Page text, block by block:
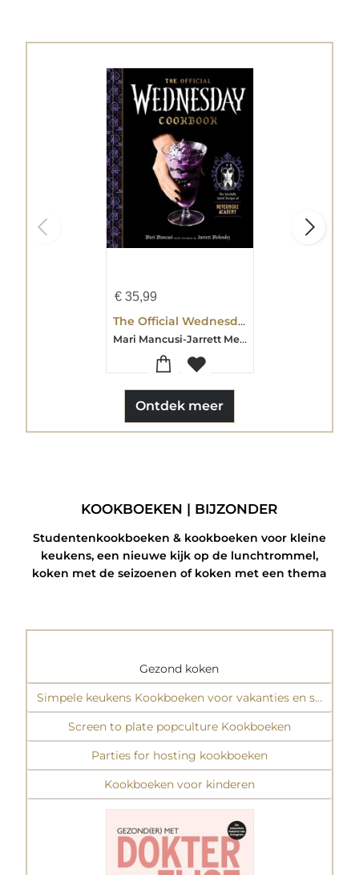
€35,99
The Official Wednesday Cookbook
Mari Mancusi-Jarrett Melendez
Ontdek meer
KOOKBOEKEN | BIJZONDER
Studentenkookboeken & kookboeken voor kleine
keukens, een nieuwe kijk op de lunchtrommel,
koken met de seizoenen of koken met een thema
Gezond koken
Simpele keukens Kookboeken voor vakanties en
Screen to plate popculture Kookboeken
Parties for hosting kookboeken
Kookboeken voor kinderen